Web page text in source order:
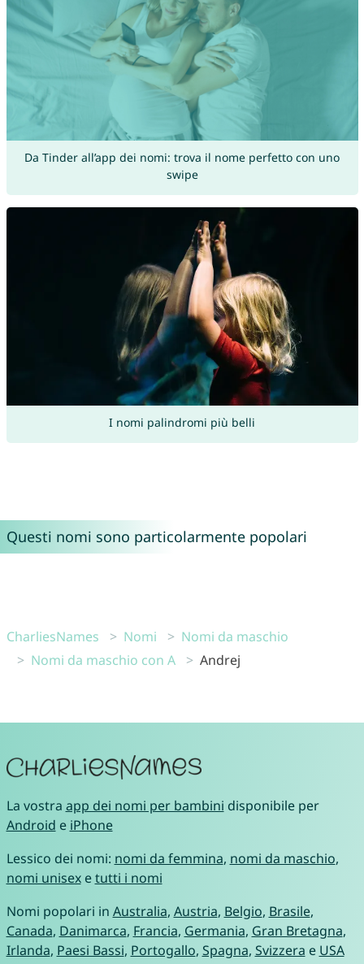
Da Tinder all’app dei nomi: trova il nome perfetto con uno
swipe
I nomi palindromi più belli
Questi nomi sono particolarmente popolari
CharliesNames Nomi
Nomi da maschio
Nomi da maschio con A
Andrej
La vostra app dei nomi per bambini disponibile per
Android e iPhone
Lessico dei nomi: nomi da femmina, nomi da maschio,
nomi unisexetutti i nomi
Nomi popolari in Australia, Austria, Belgio, Brasile,
Canada, Danimarca, Francia, Germania, Gran Bretagna,
Irlanda, Paesi Bassi, Portogallo, Spagna, Svizzera e USA